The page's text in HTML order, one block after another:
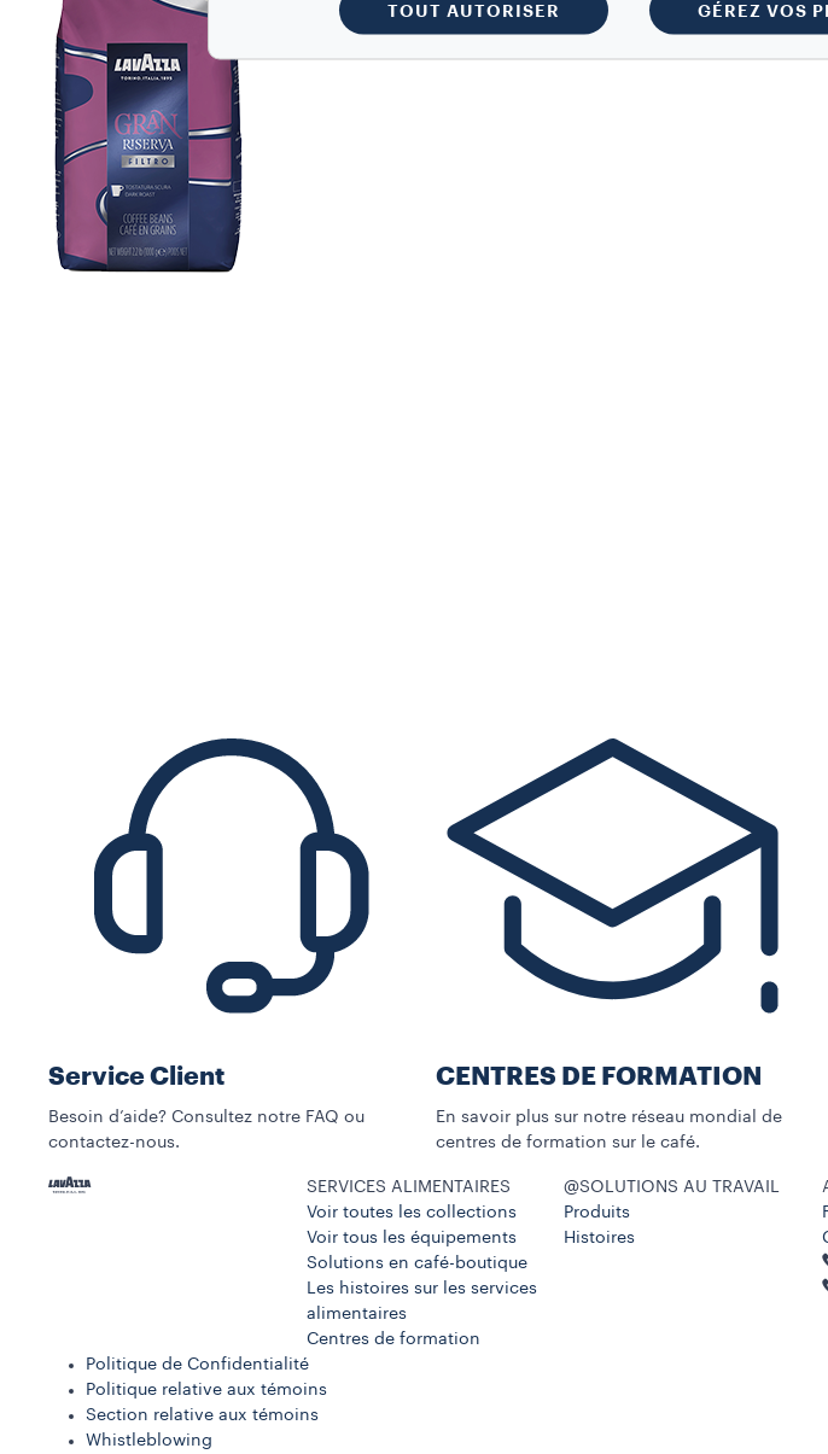
Service Client
Besoin d’aide? Consultez notre FAQ ou
contactez-nous.
CENTRES DE FORMATION
En savoir plus sur notre réseau mondial de
centres de formation sur le café.
SERVICES ALIMENTAIRES
Voir toutes les collections
Voir tous les équipements
Solutions en café-boutique
Les histoires sur les services
alimentaires
Centres de formation
@SOLUTIONS AU TRAVAIL
Produits
Histoires
Politique de Confidentialité
Politique relative aux témoins
Section relative aux témoins
Whistleblowing
TOUT AUTORISER GÉREZ VOS